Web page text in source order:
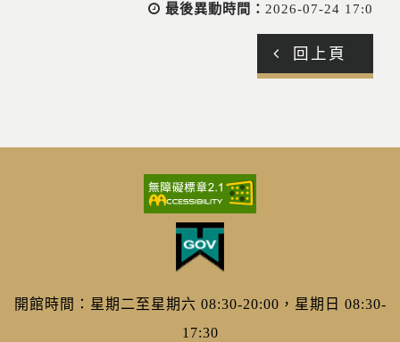
最後異動時間： 2026-07-24 17:0
回上頁
開館時間：星期二至星期六 08:30-20:00，星期日 08:30-
17:30